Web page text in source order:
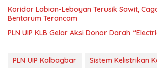
Koridor Labian-Leboyan Terusik Sawit,
Bentarum Terancam
PLN UIP KLB Gelar Aksi Donor Darah
PLN UIP Kalbagbar
Sistem Kelistrikan